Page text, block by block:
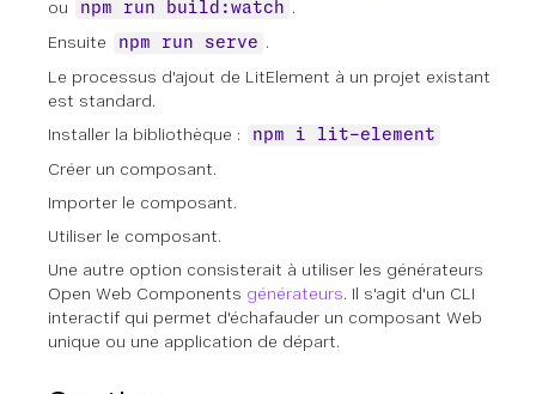
ou npm run build:watch .
Ensuite
npm run serve .
Le processus d'ajout de LitElement à un projet existant
est standard.
Installer la bibliothèque :
npm i lit-element
Créer un composant.
Importer le composant.
Utiliser le composant.
Une autre option consisterait à utiliser les générateurs
Open Web Components générateurs. Il s'agit d'un CLI
interactif qui permet d'échafauder un composant Web
unique ou une application de départ.